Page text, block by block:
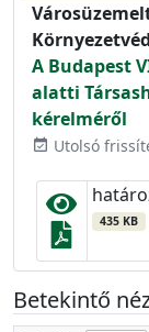
A Budapest
alatti
kérelméről
event_available Utolsó
435 KB
Betekintő